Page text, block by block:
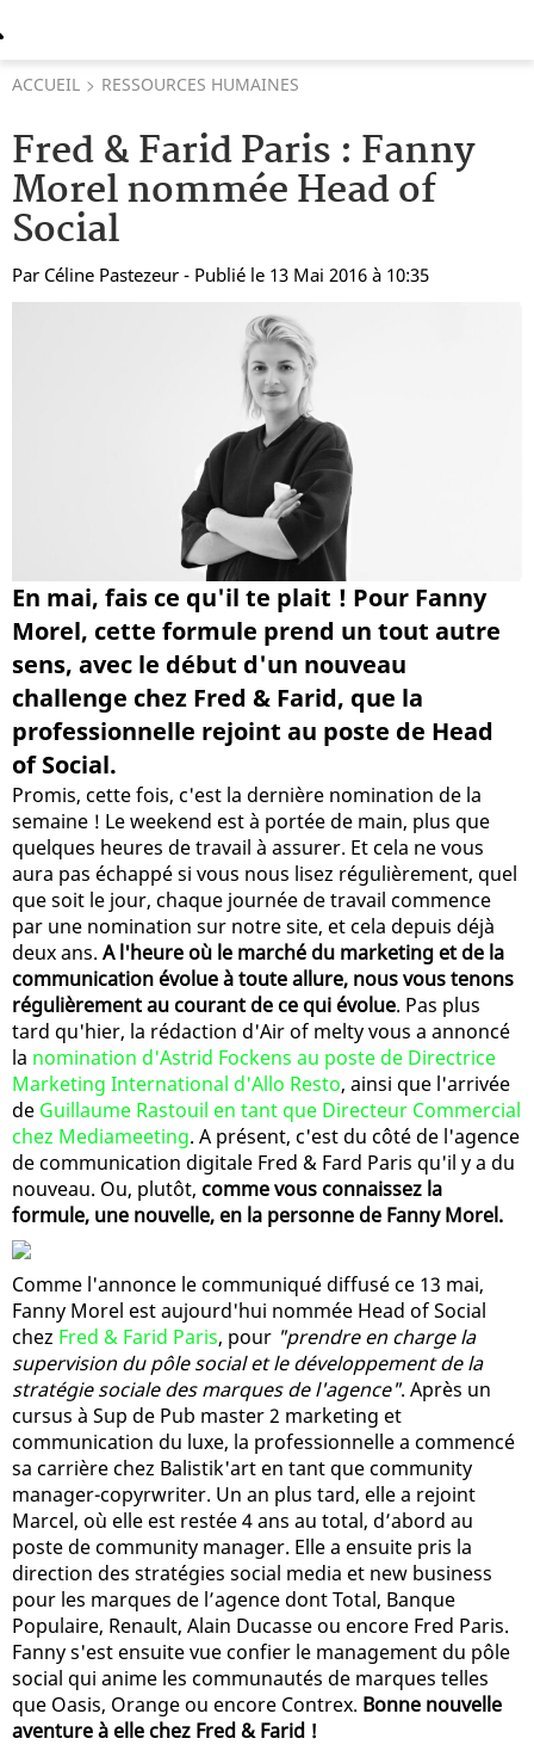
ACCUEIL RESSOURCES HUMAINES
Fred & Farid Paris : Fanny
Morel nommée Head of
Social
Par Céline Pastezeur - Publié le 13 Mai 2016 à 10:35
En mai, fais ce qu'il te plait ! Pour Fanny
Morel, cette formule prend un tout autre
sens, avec le début d'un nouveau
challenge chez Fred & Farid, que la
professionnelle rejoint au poste de Head
of Social.
Promis, cette fois, c'est la dernière nomination de la
semaine ! Le weekend est à portée de main, plus que
quelques heures de travail à assurer. Et cela ne vous
aura pas échappé si vous nous lisez régulièrement, quel
que soit le jour, chaque journée de travail commence
par une nomination sur notre site, et cela depuis déjà
deux ans. A l'heure où le marché du marketing et de la
communication évolue à toute allure, nous vous tenons
régulièrement au courant de ce qui évolue. Pas plus
tard qu'hier, la rédaction d'Air of melty vous a annoncé
la nomination d'Astrid Fockens au poste de Directrice
Marketing International d'Allo Resto, ainsi que l'arrivée
de Guillaume Rastouil en tant que Directeur Commercial
chez Mediameeting. A présent, c'est du côté de l'agence
de communication digitale Fred & Fard Paris qu'il y a du
nouveau. Ou, plutôt, comme vous connaissez la
formule, une nouvelle, en la personne de Fanny Morel.
Comme l'annonce le communiqué diffusé ce 13 mai,
Fanny Morel est aujourd'hui nommée Head of Social
chez Fred & Farid Paris, pour "prendre en charge la
supervision du pôle social et le développement de la
stratégie sociale des marques de l'agence". Après un
cursus à Sup de Pub master 2 marketing et
communication du luxe, la professionnelle a commencé
sa carrière chez Balistik'art en tant que community
manager-copyrwriter. Un an plus tard, elle a rejoint
Marcel, où elle est restée 4 ans au total, d’abord au
poste de community manager. Elle a ensuite pris la
direction des stratégies social media et new business
pour les marques de l’agence dont Total, Banque
Populaire, Renault, Alain Ducasse ou encore Fred Paris.
Fanny s'est ensuite vue confier le management du pôle
social qui anime les communautés de marques telles
que Oasis, Orange ou encore Contrex. Bonne nouvelle
aventure à elle chez Fred & Farid !